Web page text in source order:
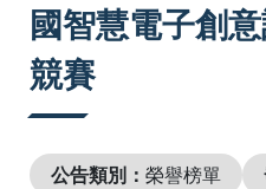
國智慧電子創
競賽
公告類別： 榮譽榜單